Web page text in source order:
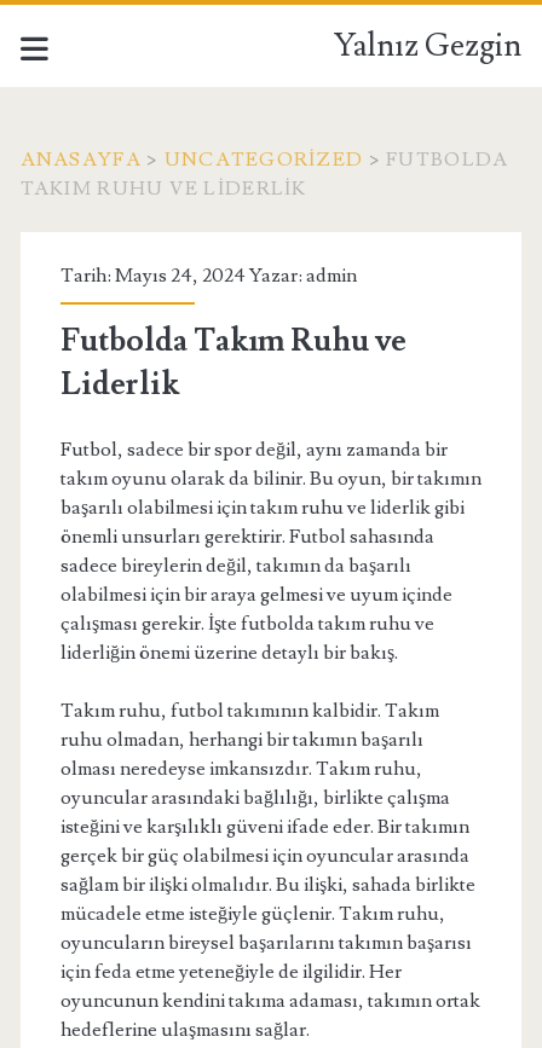
Yalnız Gezgin
ANASAYFA > UNCATEGORIZED >FUTBOLDA
TAKIM RUHU VE LIDERLIK
Tarih: Mayıs 24, 2024 Yazar: admin
Futbolda Takım Ruhu ve
Liderlik
Futbol, sadece bir spor değil, aynı zamanda bir
takım oyunu olarak da bilinir. Bu oyun, bir takımın
başarılı olabilmesi için takım ruhu ve liderlik gibi
önemli unsurları gerektirir. Futbol sahasında
sadece bireylerin değil, takımın da başarılı
olabilmesi için bir araya gelmesi ve uyum içinde
çalışması gerekir. İşte futbolda takım ruhu ve
liderliğin önemi üzerine detaylı bir bakış.
Takım ruhu, futbol takımının kalbidir. Takım
ruhu olmadan, herhangi bir takımın başarılı
olması neredeyse imkansızdır. Takım ruhu,
oyuncular arasındaki bağlılığı, birlikte çalışma
isteğini ve karşılıklı güveni ifade eder. Bir takımın
gerçek bir güç olabilmesi için oyuncular arasında
sağlam bir ilişki olmalıdır. Bu ilişki, sahada birlikte
mücadele etme isteğiyle güçlenir. Takım ruhu,
oyuncuların bireysel başarılarını takımın başarısı
için feda etme yeteneğiyle de ilgilidir. Her
oyuncunun kendini takıma adaması, takımın ortak
hedeflerine ulaşmasını sağlar.